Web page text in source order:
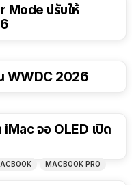
Mode ปรับให้
WWDC 2026
จอ OLED เปิด
MACBOOK PRO